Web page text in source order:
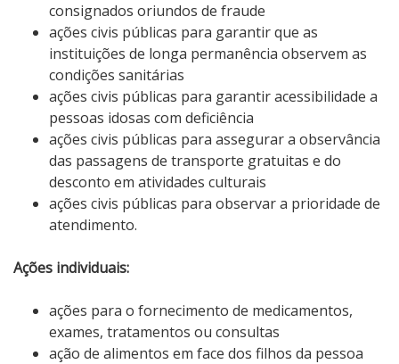
consignados oriundos de fraude
ações civis públicas para garantir que as
instituições de longa permanência observem as
condições sanitárias
ações civis públicas para garantir acessibilidade a
pessoas idosas com deficiência
ações civis públicas para assegurar a observância
das passagens de transporte gratuitas e do
desconto em atividades culturais
ações civis públicas para observar a prioridade de
atendimento.
Ações individuais:
ações para o fornecimento de medicamentos,
exames, tratamentos ou consultas
ação de alimentos em face dos filhos da pessoa